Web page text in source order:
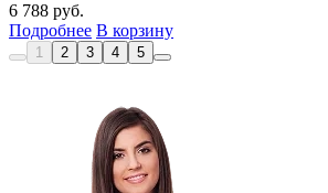
6 788 руб.
Подробнее В корзину
1 2 3 4 5